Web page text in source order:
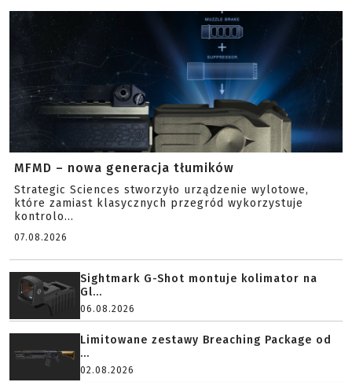
MFMD – nowa generacja tłumików
Strategic Sciences stworzyło urządzenie wylotowe,
które zamiast klasycznych przegród wykorzystuje
kontrolo...
07.08.2026
Sightmark G-Shot montuje kolimator na
Gl...
06.08.2026
Limitowane zestawy Breaching Package od
...
02.08.2026